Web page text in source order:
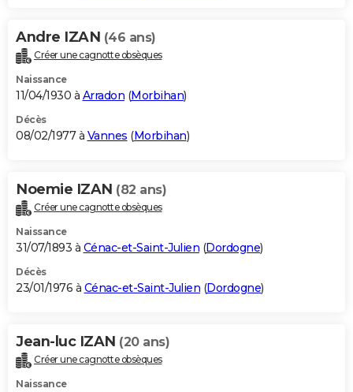
Andre IZAN (46 ans)
Créer une cagnotte obsèques
Naissance
11/04/1930 à Arradon (Morbihan)
Décès
08/02/1977 à Vannes (Morbihan)
Noemie IZAN (82 ans)
Créer une cagnotte obsèques
Naissance
31/07/1893 à Cénac-et-Saint-Julien (Dordogne)
Décès
23/01/1976 à Cénac-et-Saint-Julien (Dordogne)
Jean-luc IZAN (20 ans)
Créer une cagnotte obsèques
Naissance